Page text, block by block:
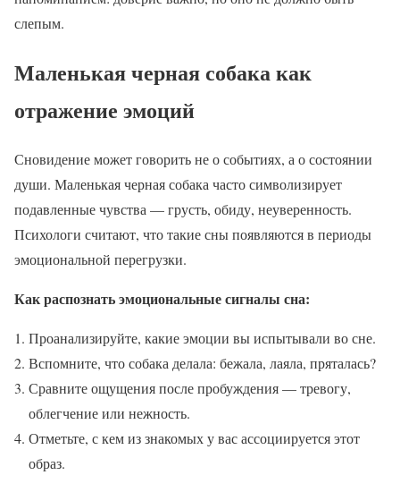
слепым.
Маленькая черная собака как
отражение эмоций
Сновидение может говорить не о событиях, а о состоянии
души. Маленькая черная собака часто символизирует
подавленные чувства — грусть, обиду, неуверенность.
Психологи считают, что такие сны появляются в периоды
эмоциональной перегрузки.
Как распознать эмоциональные сигналы сна:
Проанализируйте, какие эмоции вы испытывали во сне.
Вспомните, что собака делала: бежала, лаяла, пряталась?
Сравните ощущения после пробуждения — тревогу,
облегчение или нежность.
Отметьте, с кем из знакомых у вас ассоциируется этот
образ.